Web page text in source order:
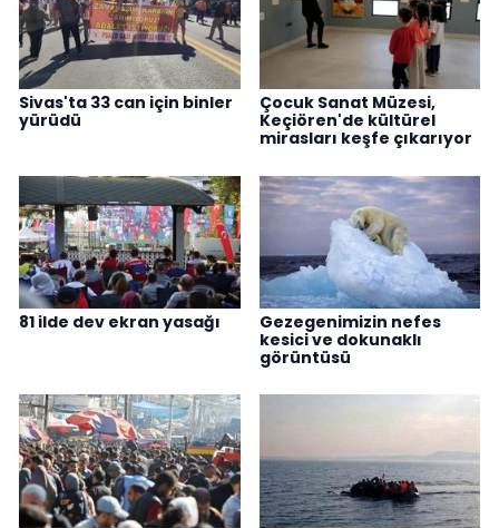
Sivas'ta 33 can için binler
yürüdü
Çocuk Sanat Müzesi,
Keçiören'de kültürel
mirasları keşfe çıkarıyor
81 ilde dev ekran yasağı
Gezegenimizin nefes
kesici ve dokunaklı
görüntüsü